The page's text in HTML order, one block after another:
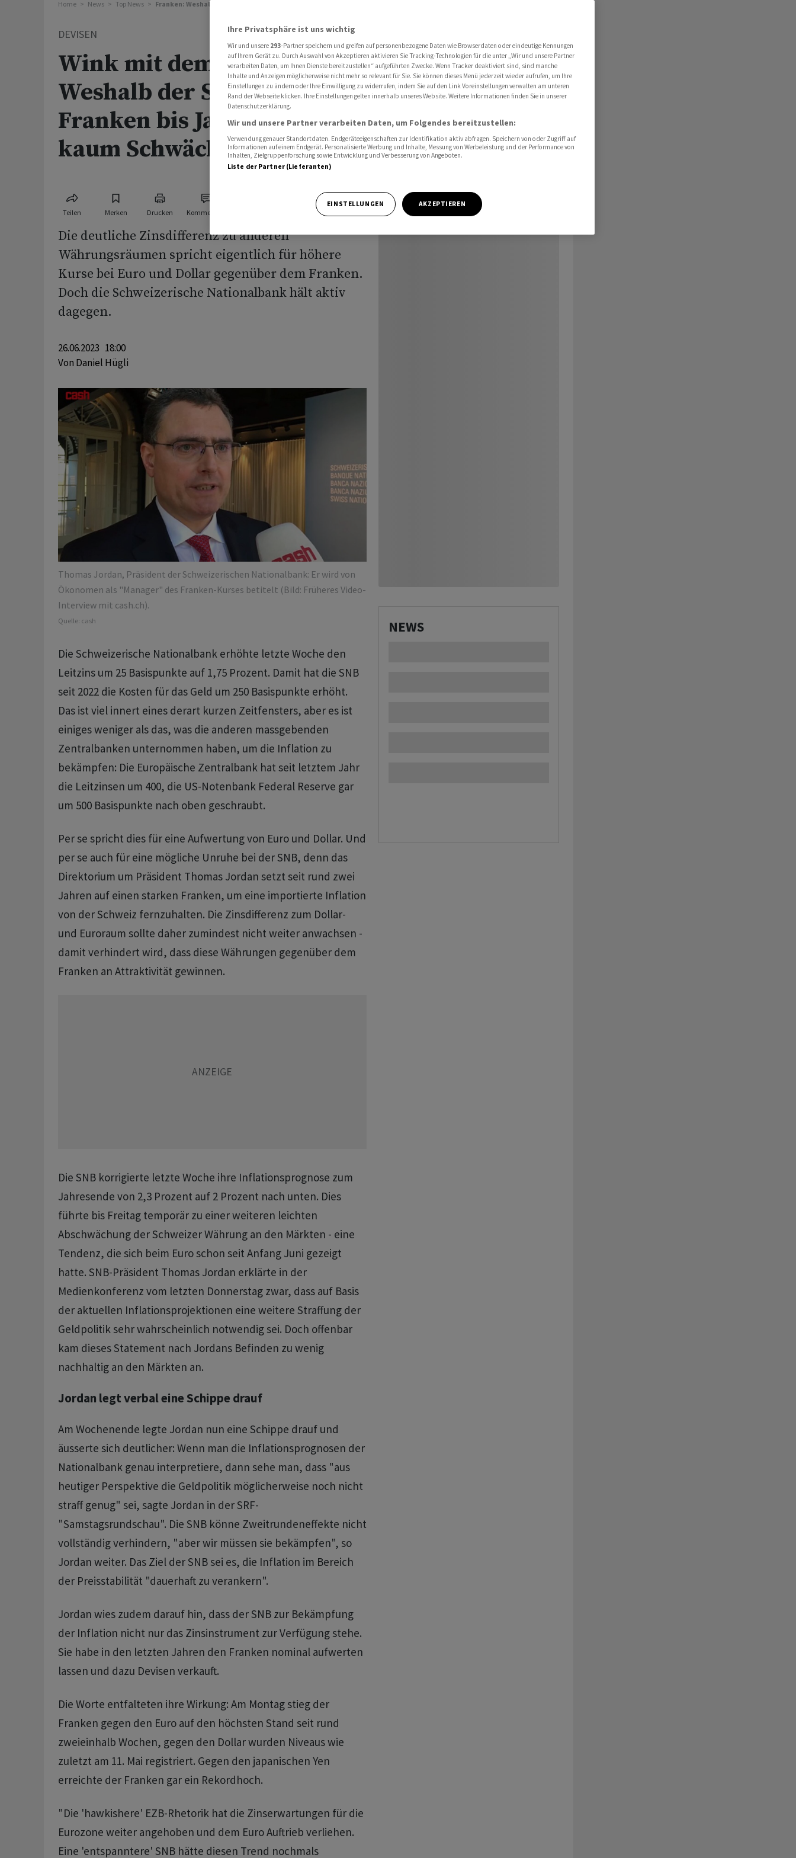
Home News Top News Franken: Weshalb die Schweizer Währung bis Jahresende kaum an Stärke verlieren wird
DEVISEN
Wink mit dem Zinspfahl:
Weshalb der Schweizer
Franken bis Jahresende
kaum Schwäche zeigen wird
Teilen Merken Drucken Kommentare
Die deutliche Zinsdifferenz zu anderen
Währungsräumen spricht eigentlich für höhere
Kurse bei Euro und Dollar gegenüber dem Franken.
Doch die Schweizerische Nationalbank hält aktiv
dagegen.
26.06.2023 18:00
Von Daniel Hügli
Thomas Jordan, Präsident der Schweizerischen Nationalbank: Er wird von
Ökonomen als "Manager" des Franken-Kurses betitelt (Bild: Früheres Video-
Interview mit cash.ch).
Quelle: cash
Die Schweizerische Nationalbank erhöhte letzte Woche den
Leitzins um 25 Basispunkte auf 1,75 Prozent. Damit hat die SNB
seit 2022 die Kosten für das Geld um 250 Basispunkte erhöht.
Das ist viel innert eines derart kurzen Zeitfensters, aber es ist
einiges weniger als das, was die anderen massgebenden
Zentralbanken unternommen haben, um die Inflation zu
bekämpfen: Die Europäische Zentralbank hat seit letztem Jahr
die Leitzinsen um 400, die US-Notenbank Federal Reserve gar
um 500 Basispunkte nach oben geschraubt.
Per se spricht dies für eine Aufwertung von Euro und Dollar. Und
per se auch für eine mögliche Unruhe bei der SNB, denn das
Direktorium um Präsident Thomas Jordan setzt seit rund zwei
Jahren auf einen starken Franken, um eine importierte Inflation
von der Schweiz fernzuhalten. Die Zinsdifferenz zum Dollar-
und Euroraum sollte daher zumindest nicht weiter anwachsen -
damit verhindert wird, dass diese Währungen gegenüber dem
Franken an Attraktivität gewinnen.
Die SNB korrigierte letzte Woche ihre Inflationsprognose zum
Jahresende von 2,3 Prozent auf 2 Prozent nach unten. Dies
führte bis Freitag temporär zu einer weiteren leichten
Abschwächung der Schweizer Währung an den Märkten - eine
Tendenz, die sich beim Euro schon seit Anfang Juni gezeigt
hatte. SNB-Präsident Thomas Jordan erklärte in der
Medienkonferenz vom letzten Donnerstag zwar, dass auf Basis
der aktuellen Inflationsprojektionen eine weitere Straffung der
Geldpolitik sehr wahrscheinlich notwendig sei. Doch offenbar
kam dieses Statement nach Jordans Befinden zu wenig
nachhaltig an den Märkten an.
Jordan legt verbal eine Schippe drauf
Am Wochenende legte Jordan nun eine Schippe drauf und
äusserte sich deutlicher: Wenn man die Inflationsprognosen der
Nationalbank genau interpretiere, dann sehe man, dass "aus
heutiger Perspektive die Geldpolitik möglicherweise noch nicht
straff genug" sei, sagte Jordan in der SRF-
"Samstagsrundschau". Die SNB könne Zweitrundeneffekte nicht
vollständig verhindern, "aber wir müssen sie bekämpfen", so
Jordan weiter. Das Ziel der SNB sei es, die Inflation im Bereich
der Preisstabilität "dauerhaft zu verankern".
Jordan wies zudem darauf hin, dass der SNB zur Bekämpfung
der Inflation nicht nur das Zinsinstrument zur Verfügung stehe.
Sie habe in den letzten Jahren den Franken nominal aufwerten
lassen und dazu Devisen verkauft.
Die Worte entfalteten ihre Wirkung: Am Montag stieg der
Franken gegen den Euro auf den höchsten Stand seit rund
zweieinhalb Wochen, gegen den Dollar wurden Niveaus wie
zuletzt am 11. Mai registriert. Gegen den japanischen Yen
erreichte der Franken gar ein Rekordhoch.
"Die 'hawkishere' EZB-Rhetorik hat die Zinserwartungen für die
Eurozone weiter angehoben und dem Euro Auftrieb verliehen.
Eine 'entspanntere' SNB hätte diesen Trend nochmals
NEWS
Ihre Privatsphäre ist uns wichtig
Wir und unsere 293-Partner speichern und greifen auf personenbezogene Daten wie Browserdaten oder eindeutige Kennungen
auf Ihrem Gerät zu. Durch Auswahl von Akzeptieren aktivieren Sie Tracking-Technologien für die unter „Wir und unsere Partner
verarbeiten Daten, um Ihnen Dienste bereitzustellen“ aufgeführten Zwecke. Wenn Tracker deaktiviert sind, sind manche
Inhalte und Anzeigen möglicherweise nicht mehr so relevant für Sie. Sie können dieses Menü jederzeit wieder aufrufen, um Ihre
Einstellungen zu ändern oder Ihre Einwilligung zu widerrufen, indem Sie auf den Link Voreinstellungen verwalten am unteren
Rand der Webseite klicken. Ihre Einstellungen gelten innerhalb unseres Website. Weitere Informationen finden Sie in unserer
Datenschutzerklärung.
Wir und unsere Partner verarbeiten Daten, um Folgendes bereitzustellen:
Verwendung genauer Standortdaten. Endgeräteeigenschaften zur Identifikation aktiv abfragen. Speichern von oder Zugriff auf
Informationen auf einem Endgerät. Personalisierte Werbung und Inhalte, Messung von Werbeleistung und der Performance von
Inhalten, Zielgruppenforschung sowie Entwicklung und Verbesserung von Angeboten.
Liste der Partner (Lieferanten)
EINSTELLUNGEN AKZEPTIEREN